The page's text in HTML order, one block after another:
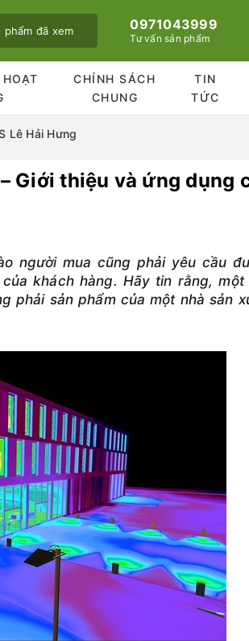
phẩm đã xem 0971043999
Tư vấn sản phẩm
CHÍNH SÁCH
CHUNG
TIN
TỨC
Lê Hải Hưng
Giới thiệu và ứng dụng
người mua cũng phải yêu cầu
khách hàng. Hãy tin rằng, một
phải sản phẩm của một nhà sản